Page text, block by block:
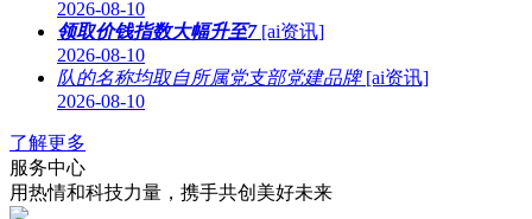
2026-08-10
领取价钱指数大幅升至7 [ai资讯]
2026-08-10
队的名称均取自所属党支部党建品牌[ai资讯]
2026-08-10
了解更多
服务中心
用热情和科技力量，携手共创美好未来